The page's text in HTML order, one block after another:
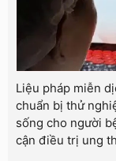
Liệu pháp miễn
chuẩn bị thử
sống cho người
cận điều trị ung